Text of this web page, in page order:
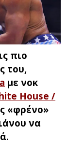
πιο
του,
με νοκ
House /
«φρένο»
να